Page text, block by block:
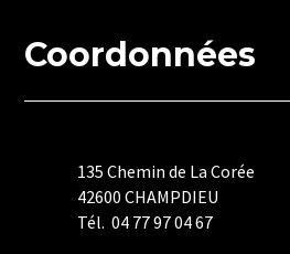
Coordonnées
135 Chemin de La Corée
42600 CHAMPDIEU
Tél. 04 77 97 04 67